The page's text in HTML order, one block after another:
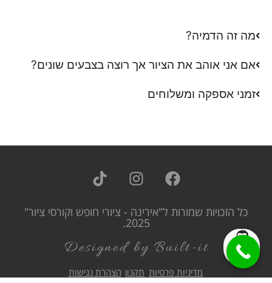
מה זה הדמיה?
אם אני אוהב את הציור אך רוצה בצבעים שונים?
זמני אספקה ומשלוחים
כל הזכויות שמורות ל"אירינה - ציורי חופש וקורסי ציור"
2025.
Designed by Built-it
מדיניות פרטיות תקנון הצהרת נגישות